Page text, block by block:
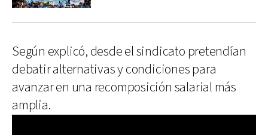
Según explicó, desde el sindicato pretendían
debatir alternativas y condiciones para
avanzar en una recomposición salarial más
amplia.